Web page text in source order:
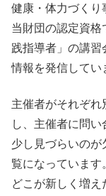
健康・体力づくり
当財団の認定資格
践指導者」の講習
情報を発信してい
主催者がそれぞれ
し、主催者に問い
少し見づらいのが
覧になっています
どこが新しく増